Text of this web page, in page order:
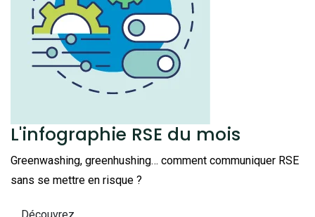
L'infographie RSE du mois
Greenwashing, greenhushing… comment communiquer RSE
sans se mettre en risque ?